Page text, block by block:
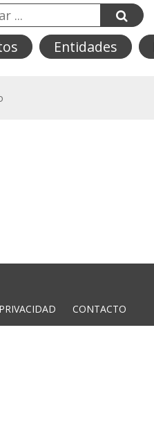
Entidades
CONTACTO